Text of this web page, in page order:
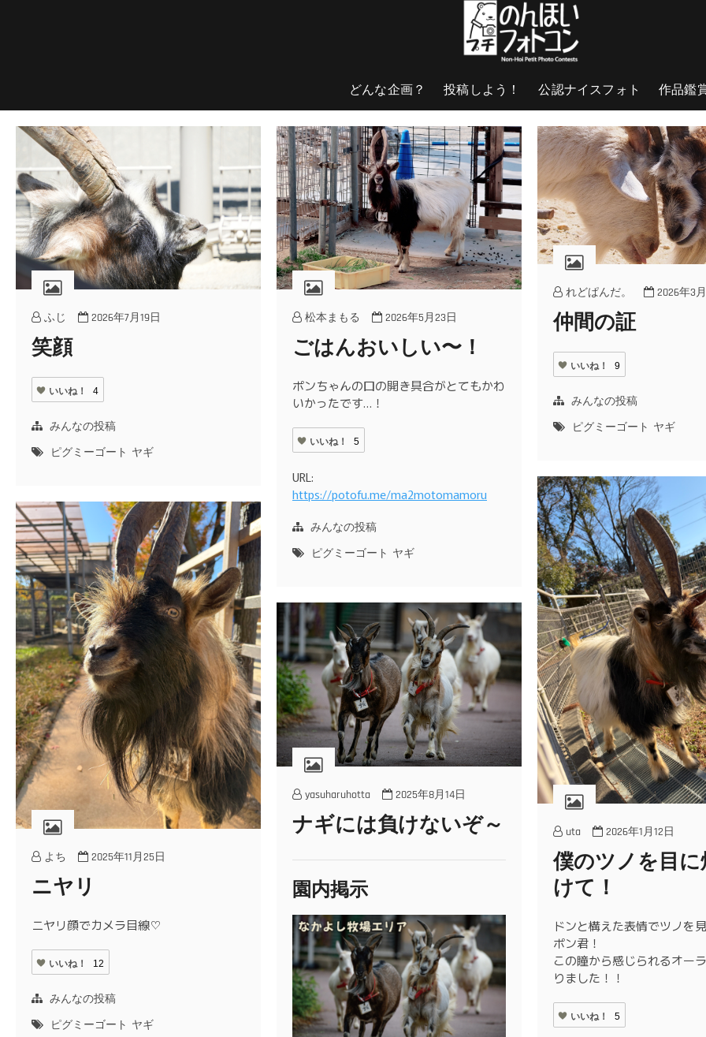
どんな企画？ 投稿しよう！ 公認ナイスフォト 作品鑑
ふじ 2026年7月19日
笑顔
いいね！ 4
みんなの投稿
ピグミーゴート ヤギ
松本まもる 2026年5月23日
ごはんおいしい〜！
ポンちゃんの口の開き具合がとてもかわ
いかったです…！
いいね！ 5
URL:
https://potofu.me/ma2motomamoru
みんなの投稿
ピグミーゴート ヤギ
れどぱんだ。 2026年3
仲間の証
いいね！ 9
みんなの投稿
ピグミーゴート ヤギ
uta 2026年1月12日
僕のツノを目に
けて！
ドンと構えた表情でツノを
ポン君！
この瞳から感じられるオー
りました！！
いいね！ 5
よち 2025年11月25日
ニヤリ
ニヤリ顔でカメラ目線♡
いいね！ 12
みんなの投稿
ピグミーゴート ヤギ
yasuharuhotta 2025年8月14日
ナギには負けないぞ～
園内掲示